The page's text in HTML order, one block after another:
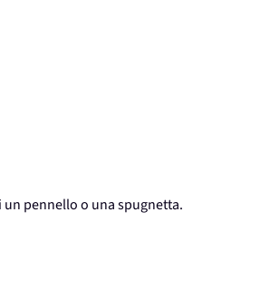
pennello o una spugnetta.